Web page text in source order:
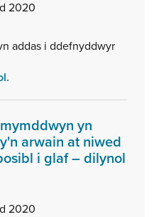
ffeil:
2020
addas i ddefnyddwyr
yn
arwain at niwed
i glaf – dilynol
2020